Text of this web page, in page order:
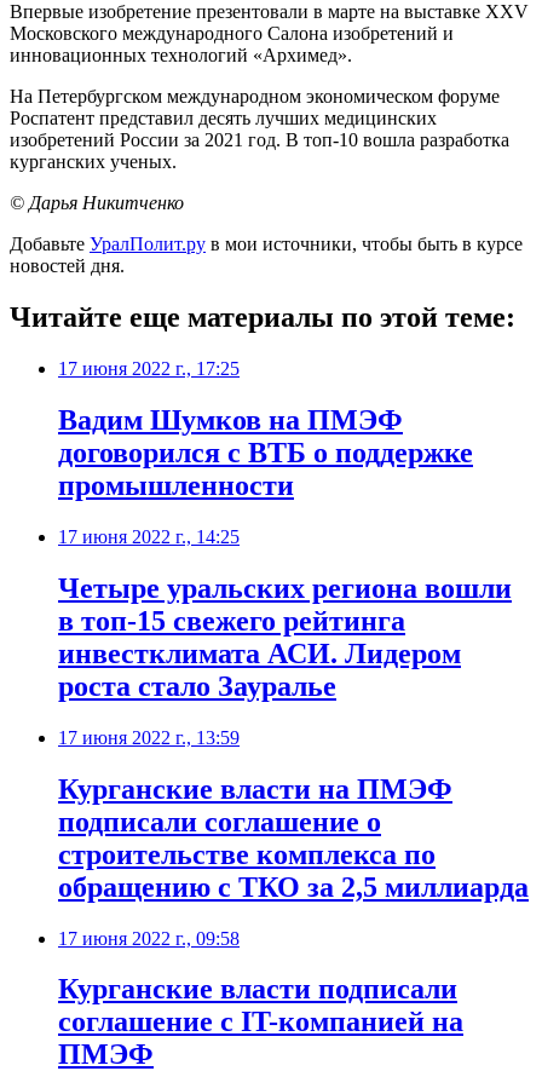
Впервые изобретение презентовали в марте на выставке XXV
Московского международного Салона изобретений и
инновационных технологий «Архимед».
На Петербургском международном экономическом форуме
Роспатент представил десять лучших медицинских
изобретений России за 2021 год. В топ-10 вошла разработка
курганских ученых.
© Дарья Никитченко
Добавьте УралПолит.ру в мои источники, чтобы быть в курсе
новостей дня.
Читайте еще материалы по этой теме:
17 июня 2022 г., 17:25
Вадим Шумков на ПМЭФ
договорился с ВТБ о поддержке
промышленности
17 июня 2022 г., 14:25
Четыре уральских региона вошли
в топ-15 свежего рейтинга
инвестклимата АСИ. Лидером
роста стало Зауралье
17 июня 2022 г., 13:59
Курганские власти на ПМЭФ
подписали соглашение о
строительстве комплекса по
обращению с ТКО за 2,5 миллиарда
17 июня 2022 г., 09:58
Курганские власти подписали
соглашение с IT-компанией на
ПМЭФ